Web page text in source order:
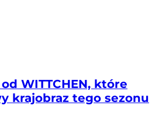
WITTCHEN, które
krajobraz tego sezonu